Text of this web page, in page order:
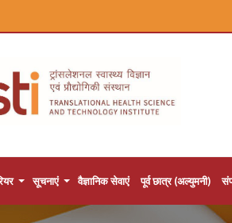
सूचनाएं वैज्ञानिक सेवाएं पूर्व छात्र (अल्युमनी)